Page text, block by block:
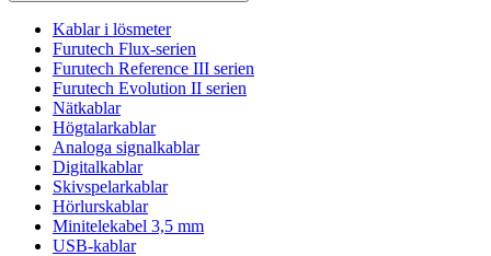
Kablar i lösmeter
Furutech Flux-serien
Furutech Reference III serien
Furutech Evolution II serien
Nätkablar
Högtalarkablar
Analoga signalkablar
Digitalkablar
Skivspelarkablar
Hörlurskablar
Minitelekabel 3,5 mm
USB-kablar